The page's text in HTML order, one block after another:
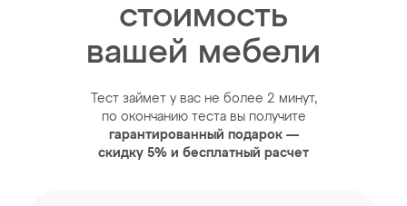
стоимость
вашей мебели
Тест займет у вас не более 2 минут,
по окончанию теста вы получите
гарантированный подарок —
скидку 5% и бесплатный расчет